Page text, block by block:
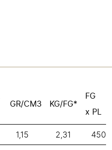
GR/CM3 KG/FG*
FG
x PL
1,15 2,31 450